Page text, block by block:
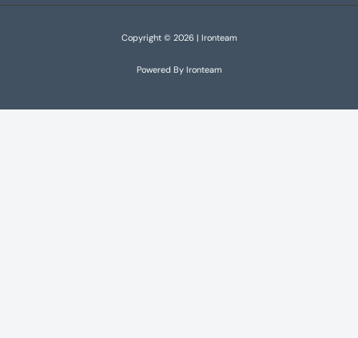
Copyright © 2026 | Ironteam
Powered By Ironteam